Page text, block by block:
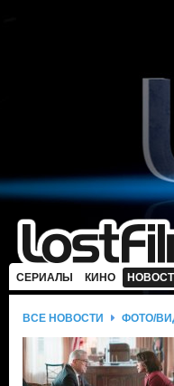
СЕРИАЛЫ КИНО
ВСЕ НОВОСТИ ФОТО/